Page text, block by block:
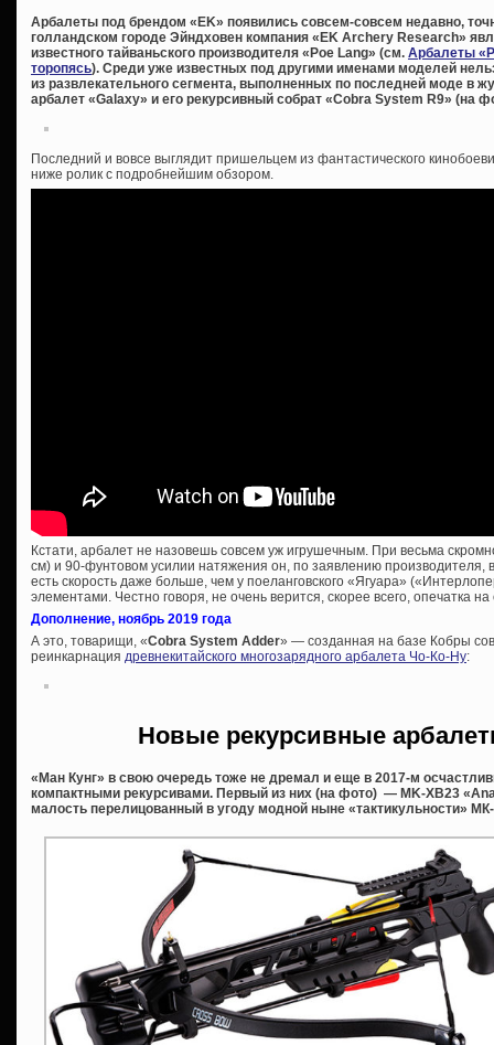
Арбалеты под брендом «EK» появились совсем-совсем недавно,
голландском городе Эйндховен компания «EK Archery Research»
известного тайваньского производителя «Poe Lang» (см. Арбалеты
торопясь). Среди уже известных под другими именами моделей
из развлекательного сегмента, выполненных по последней моде в
арбалет «Galaxy» и его рекурсивный собрат «Cobra System R9» (на
Последний и вовсе выглядит пришельцем из фантастического
ниже ролик с подробнейшим обзором.
Кстати, арбалет не назовешь совсем уж игрушечным. При весьма
см) и 90-фунтовом усилии натяжения он, по заявлению производителя,
есть скорость даже больше, чем у поеланговского «Ягуара»
элементами. Честно говоря, не очень верится, скорее всего, опечатка
Дополнение, ноябрь 2019 года
А это, товарищи, «Cobra System Adder» — созданная на базе Кобры
реинкарнация древнекитайского многозарядного арбалета Чо-Ко-Ну:
Новые рекурсивные
«Ман Кунг» в свою очередь тоже не дремал и еще в 2017-м
компактными рекурсивами. Первый из них (на фото) — MK-XB23
малость перелицованный в угоду модной ныне «тактикульности»